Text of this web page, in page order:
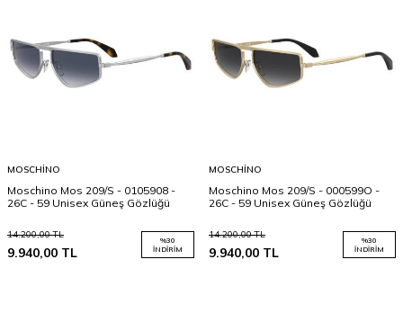
MOSCHINO
Moschino Mos 209/S - 0105908 -
26C - 59 Unisex Güneş Gözlüğü
14.200,00TL
9.940,00 TL
%30
İNDIRIM
MOSCHINO
Moschino Mos 209/S - 000599O -
26C - 59 Unisex Güneş Gözlüğü
14.200,00TL
9.940,00 TL
%30
İNDIRIM